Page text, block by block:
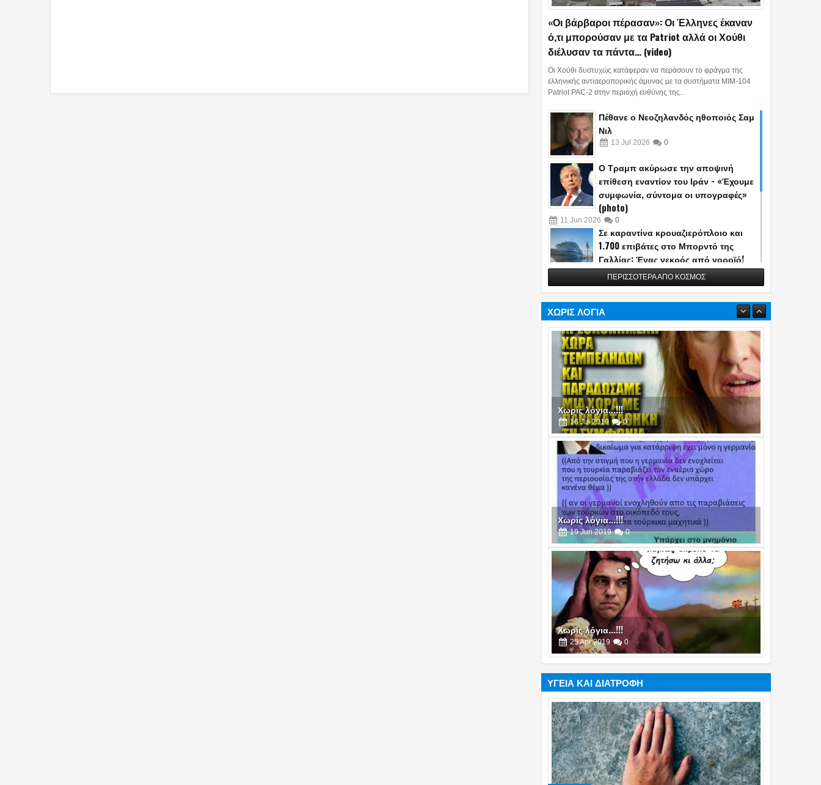
«Οι βάρβαροι πέρασαν»: Οι Έλληνες έκαναν
ό,τι μπορούσαν με τα Patriot αλλά οι Χούθι
διέλυσαν τα πάντα… (video)
Οι Χούθι δυστυχώς κατάφεραν να περάσουν το φράγμα της
ελληνικής αντιαεροπορικής άμυνας με τα συστήματα MIM-104
Patriot PAC-2 στην περιοχή ευθύνης της...
Πέθανε ο Νεοζηλανδός ηθοποιός Σαμ
Νιλ
13 Jul 2026 0
Ο Τραμπ ακύρωσε την αποψινή
επίθεση εναντίον του Ιράν - «Έχουμε
συμφωνία, σύντομα οι υπογραφές»
(photo)
11 Jun 2026 0
Σε καραντίνα κρουαζιερόπλοιο και
1.700 επιβάτες στο Μπορντό της
Γαλλίας: Ένας νεκρός από νοροϊό!
13 May 2026 0
Η Τουρκία αποκάλυψε την κατασκευή
Yildirimhan ακτίνας δράσης 6.000 χλμ.!
(video)
06 May 2026 0
Πυρά στο δείπνο ανταποκριτών του
Λευκού Οίκου - Απομακρύνθηκε ο
26Apr 2026
ΠΕΡΙΣΣΟΤΕΡΑ ΑΠΟ ΚΟΣΜΟΣ
ΧΩΡΙΣ ΛΟΓΙΑ
Χωρίς λόγια...!!!
16 Jul 2019 0
Χωρίς λόγια...!!!
19 Jun 2019 0
Χωρίς λόγια...!!!
25Apr 2019 0
Χωρίς λόγια...!!!
21 Mar 2019 0
ΥΓΕΙΑ ΚΑΙ ΔΙΑΤΡΟΦΗ